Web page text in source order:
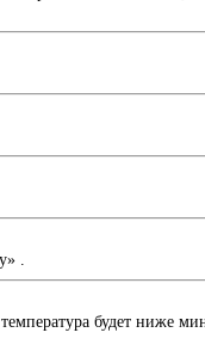
.
будет ниже